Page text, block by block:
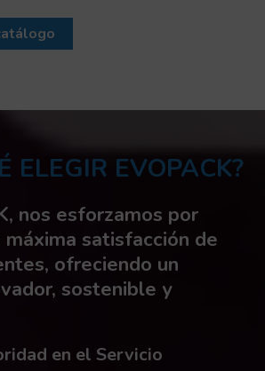
ELEGIR EVOPACK?
nos esforzamos por
satisfacción de
ofreciendo un
sostenible y
en el Servicio